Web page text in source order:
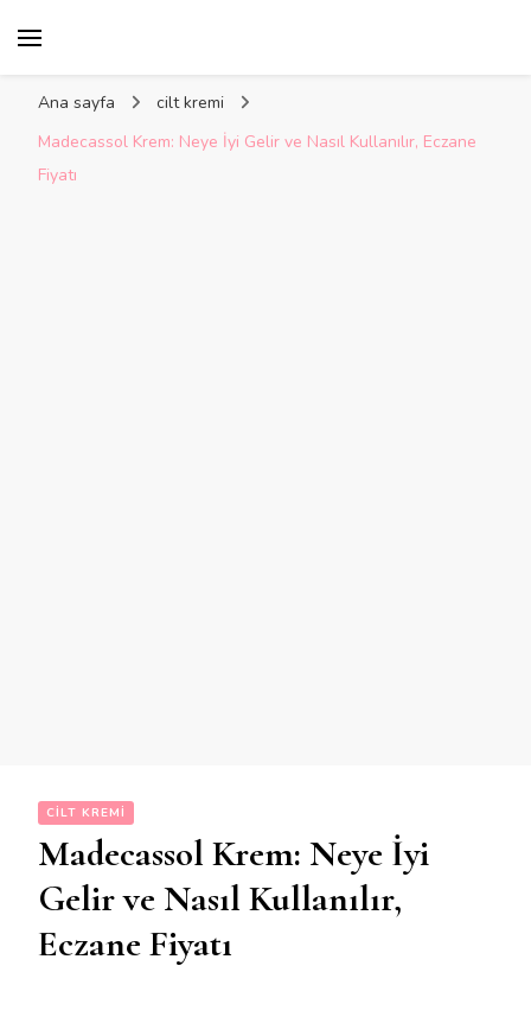
Ana sayfa
cilt kremi
Madecassol Krem: Neye İyi Gelir ve Nasıl Kullanılır, Eczane
Fiyatı
CILT KREMI
Madecassol Krem: Neye İyi
Gelir ve Nasıl Kullanılır,
Eczane Fiyatı